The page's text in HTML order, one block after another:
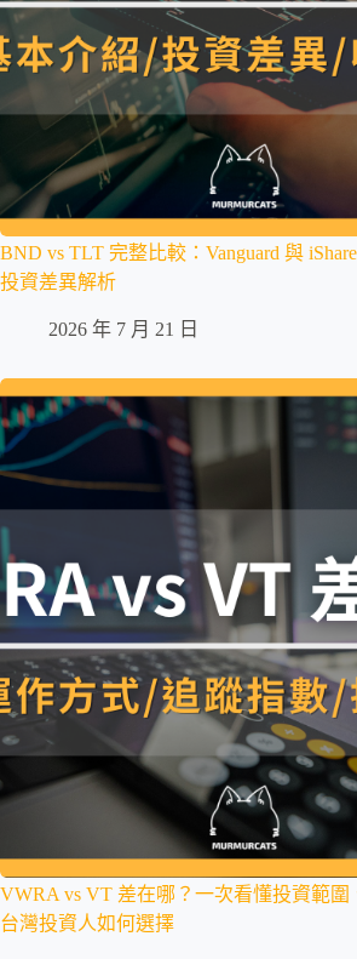
BND vs TLT 完整比較：Vanguard 與
投資差異解析
2026 年 7 月 21 日
VWRA vs VT 差在哪？一次看懂投資範圍
台灣投資人如何選擇